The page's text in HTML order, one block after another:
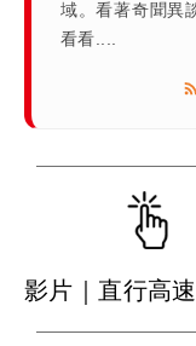
域。看著奇聞異
看看....